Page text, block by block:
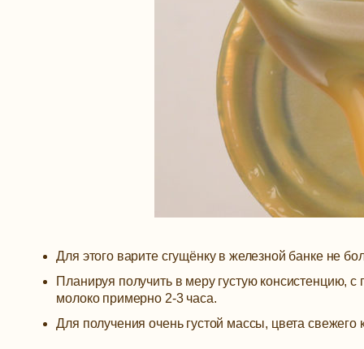
Для этого варите сгущёнку в железной банке не
Планируя получить в меру густую консистенцию,
молоко примерно 2-3 часа.
Для получения очень густой массы, цвета